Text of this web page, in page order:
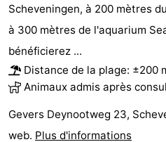
Scheveningen, à 200 mètres
à 300 mètres de l'aquarium
bénéficierez ...
Distance de la plage: ±200
Animaux admis après
Gevers Deynootweg 23,
web. Plus d'informations